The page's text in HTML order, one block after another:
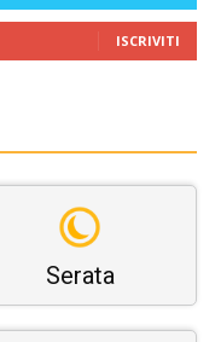
ISCRIVITI
Serata